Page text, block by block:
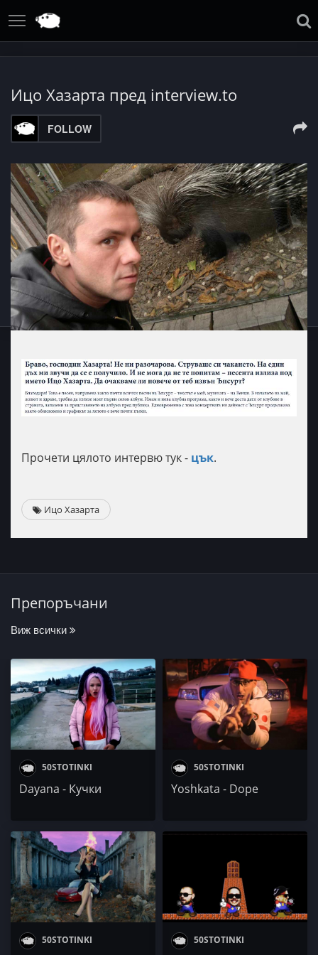
Ицо Хазарта пред interview.to
FOLLOW
Прочети цялото интервю тук - цък.
Ицо Хазарта
Препоръчани
Виж всички
50STOTINKI
Dayana - Кучки
50STOTINKI
Yoshkata - Dope
50STOTINKI 50STOTINKI